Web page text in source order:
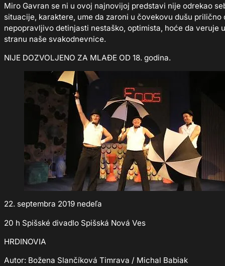
Miro Gavran se ni u ovoj najnovijoj predstavi nije odrekao
situacije, karaktere, ume da zaroni u čovekovu dušu
nepopravljivo detinjasti nestaško, optimista, hoće da
stranu naše svakodnevnice.
NIJE DOZVOLJENO ZA MLAĐE OD 18. godina.
22. septembra 2019 nedeľa
20 h Spišské divadlo Spišská Nová Ves
HRDINOVIA
Autor: Božena Slančíková Timrava / Michal Babiak